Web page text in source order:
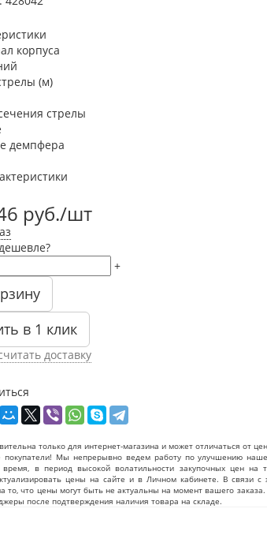
корпуса
(м)
стрелы
демпфера
руб./шт
+
в 1 клик
доставку
только для интернет-магазина и может отличаться от
покупатели! Мы непрерывно ведем работу по улучшению
время, в период высокой волатильности закупочных цен на
цены на сайте и в Личном кабинете. В связи
то, что цены могут быть не актуальны на момент вашего
после подтверждения наличия товара на складе.